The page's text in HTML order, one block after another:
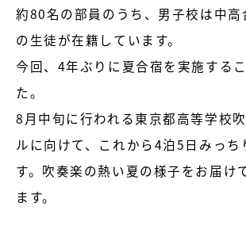
約80名の部員のうち、男子校は中高
の生徒が在籍しています。
今回、4年ぶりに夏合宿を実施する
た。
8月中旬に行われる東京都高等学校
ルに向けて、これから4泊5日みっち
す。吹奏楽の熱い夏の様子をお届け
ます。